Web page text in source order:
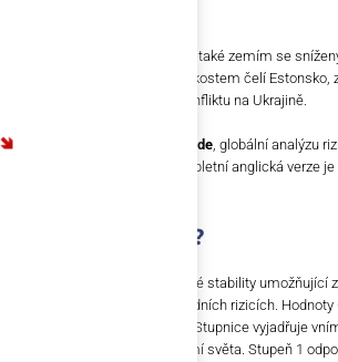
Zvláštní pozornost věnuje MMF také zemím se
Významným ekonomickým těžkostem čelí Estonsko,
své blízkosti k probíhajícímu konfliktu na Ukrajině.
AU Group G-Grade, globální analýzu
čtvrtletí roku 2024 – její kompletní anglická verze
Co je to G-Grade?
G-Grade je stupnice ekonomické stability umožňující
přehled o celosvětových obchodních rizicích. Hodnoty
mohou pohybovat mezi 1 a 10. Stupnice vyjadřuje
politického rizika ve většině zemí světa. Stupeň 1